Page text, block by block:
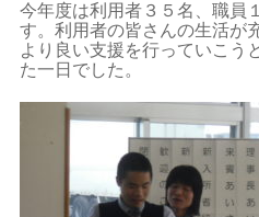
今年度は利用者３５名、職員
す。利用者の皆さんの生活が
より良い支援を行っていこう
た一日でした。